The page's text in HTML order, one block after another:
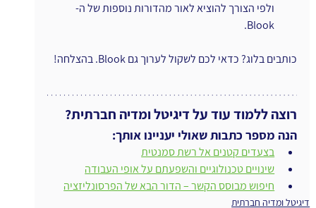
ולפי הצורך להוציא לאור מהדורות נוספות של ה-
Blook.
כותבים בלוג? כדאי לכם לשקול לערוך גם Blook. בהצלחה!
רוצה ללמוד עוד על דיגיטל ומדיה חברתית?
הנה מספר כתבות שאולי יעניינו אותך:
בצעדים קטנים אל רשת סמנטית
שינויים טכנולוגיים והשפעתם על אופי העבודה
חיפוש מבוסס הקשר – הדור הבא של הפרסונליזציה
דיגיטל ומדיה חברתית